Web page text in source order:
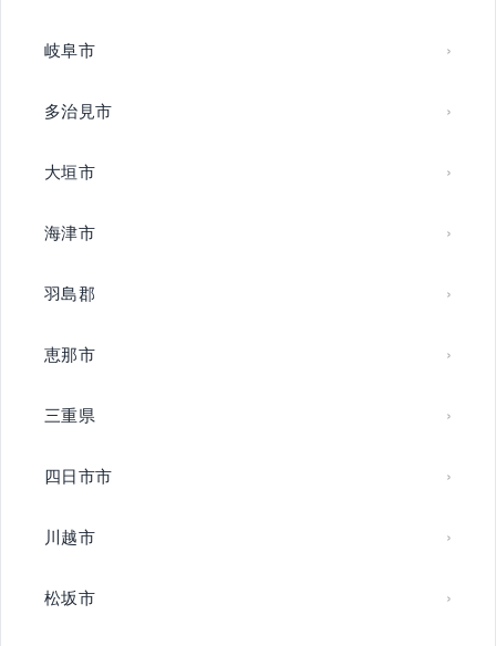
岐阜市
多治見市
大垣市
海津市
羽島郡
恵那市
三重県
四日市市
川越市
松坂市